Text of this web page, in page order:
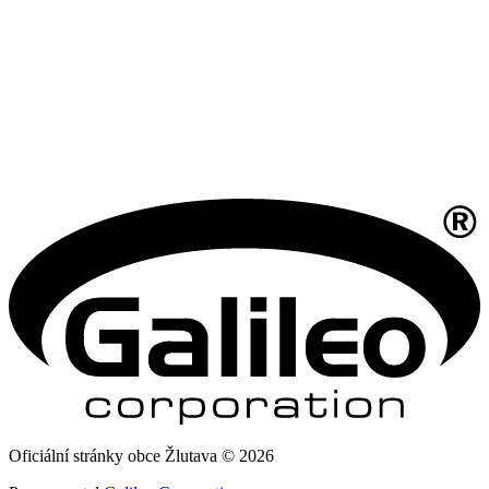
Oficiální stránky obce Žlutava © 2026